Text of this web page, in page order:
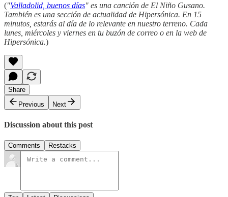
("Valladolid, buenos días" es una canción de El Niño Gusano.
También es una sección de actualidad de Hipersónica. En 15
minutos, estarás al día de lo relevante en nuestro terreno. Cada
lunes, miércoles y viernes en tu buzón de correo o en la web de
Hipersónica.)
Share
Previous
Next
Discussion about this post
Comments Restacks